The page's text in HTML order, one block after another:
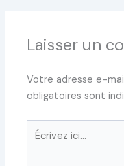
Laisser un
Votre adresse e-
obligatoires sont
Écrivez
ici…